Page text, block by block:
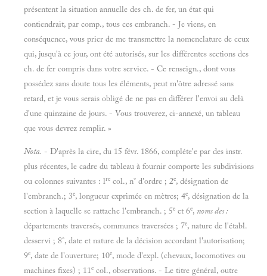
présentent la situation annuelle des ch. de fer, un état qui
contiendrait, par comp., tous ces embranch. - Je viens, en
conséquence, vous prier de me transmettre la nomenclature de ceux
qui, jusqu'à ce jour, ont été autorisés, sur les différentes sections des
ch. de fer compris dans votre service. - Ce renseign., dont vous
possédez sans doute tous les éléments, peut m'ôtre adressé sans
retard, et je vous serais obligé de ne pas en différer l'envoi au delà
d'une quinzaine de jours. - Vous trouverez, ci-annexé, un tableau
que vous devrez remplir. »
Nota. - D'après la cire, du 15 févr. 1866, compléte'e par des instr.
plus récentes, le cadre du tableau à fournir comporte les subdivisions
ou colonnes suivantes : lre col., n° d'ordre ; 2e, désignation de
l'embranch.; 3e, longueur exprimée en mètres; 4e, désignation de la
section à laquelle se rattache l'embranch. ; 5e et 6e, noms des :
départements traversés, communes traversées ; 7e, nature de l'établ.
desservi ; 8°, date et nature de la décision accordant l'autorisation;
9e, date de l'ouverture; 10e, mode d'expl. (chevaux, locomotives ou
machines fixes) ; 11e col., observations. - Le titre général, outre